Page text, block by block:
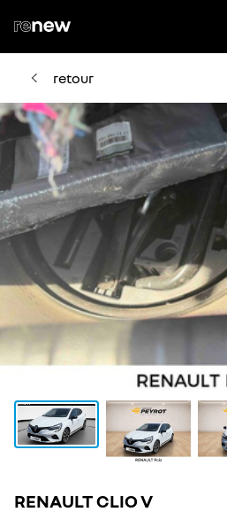
retour
RENAULT CLIO V